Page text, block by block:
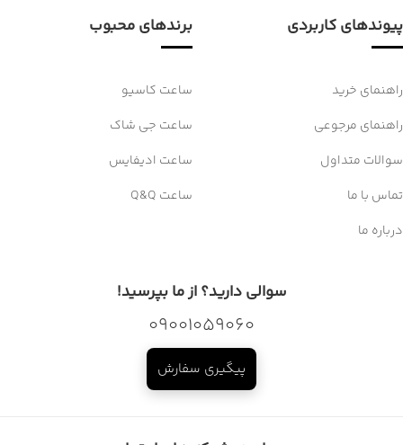
پیوندهای کاربردی
راهنمای خرید
راهنمای مرجوعی
سوالات متداول
تماس با ما
درباره ما
برندهای محبوب
ساعت کاسیو
ساعت جی شاک
ساعت ادیفایس
ساعت Q&Q
سوالی دارید؟ از ما بپرسید!
09001059060
پیگیری سفارش